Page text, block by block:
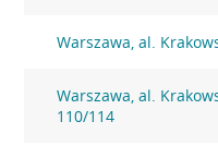
Warszawa, al.
Warszawa, al.
110/114